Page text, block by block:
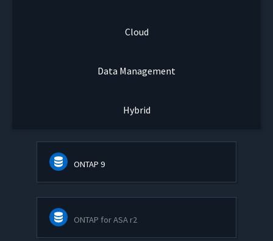
Cloud
Data Management
Hybrid
ONTAP 9
ONTAP for ASA r2